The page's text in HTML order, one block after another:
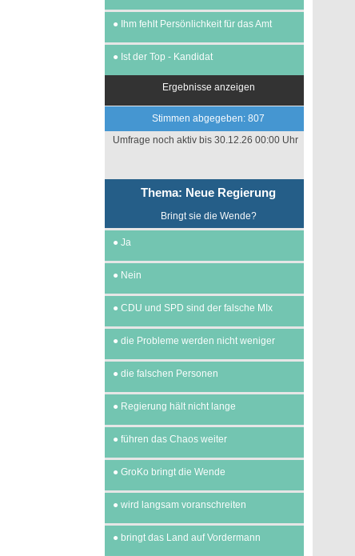
● Ihm fehlt Persönlichkeit für das Amt
● Ist der Top - Kandidat
Ergebnisse anzeigen
Stimmen abgegeben: 807
Umfrage noch aktiv bis 30.12.26 00:00 Uhr
Thema: Neue Regierung
Bringt sie die Wende?
● Ja
● Nein
● CDU und SPD sind der falsche MIx
● die Probleme werden nicht weniger
● die falschen Personen
● Regierung hält nicht lange
● führen das Chaos weiter
● GroKo bringt die Wende
● wird langsam voranschreiten
● bringt das Land auf Vordermann